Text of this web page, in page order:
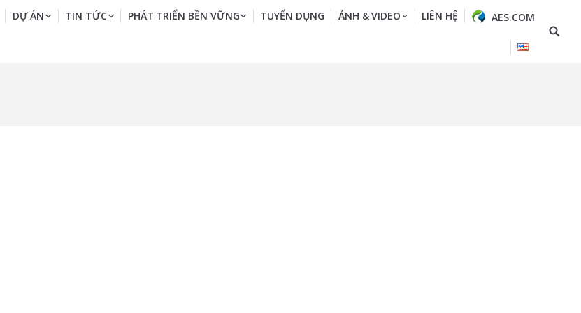
DỰ ÁN TIN TỨC PHÁT TRIỂN BỀN VỮNG TUYỂN DỤNG ẢNH & VIDEO LIÊN HỆ AES.COM